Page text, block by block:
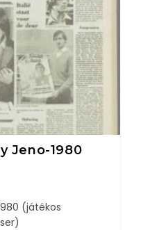
Jeno-1980
(játékos